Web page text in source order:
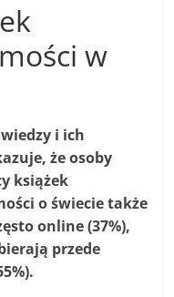
w
i ich
że osoby
książek
o świecie także
online (37%),
przede